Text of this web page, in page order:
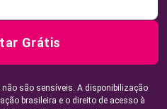
Grátis
são sensíveis. A disponibilização
brasileira e o direito de acesso à